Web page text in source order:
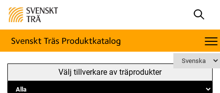
Välj tillverkare av träprodukter